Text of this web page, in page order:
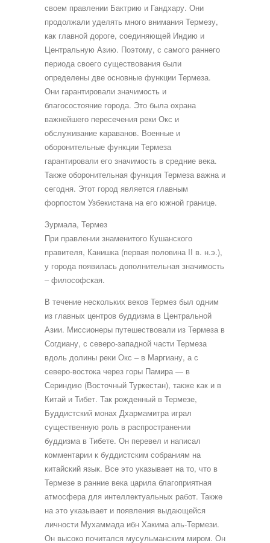
своем правлении Бактрию и Гандхару. Они
продолжали уделять много внимания Термезу,
как главной дороге, соединяющей Индию и
Центральную Азию. Поэтому, с самого раннего
периода своего существования были
определены две основные функции Термеза.
Они гарантировали значимость и
благосостояние города. Это была охрана
важнейшего пересечения реки Окс и
обслуживание караванов. Военные и
оборонительные функции Термеза
гарантировали его значимость в средние века.
Также оборонительная функция Термеза важна и
сегодня. Этот город является главным
форпостом Узбекистана на его южной границе.
Зурмала, Термез
При правлении знаменитого Кушанского
правителя, Канишка (первая половина II в. н.э.),
у города появилась дополнительная значимость
– философская.
В течение нескольких веков Термез был одним
из главных центров буддизма в Центральной
Азии. Миссионеры путешествовали из Термеза в
Согдиану, с северо-западной части Термеза
вдоль долины реки Окс – в Маргиану, а с
северо-востока через горы Памира — в
Сериндию (Восточный Туркестан), также как и в
Китай и Тибет. Так рожденный в Термезе,
Буддистский монах Дхармамитра играл
существенную роль в распространении
буддизма в Тибете. Он перевел и написал
комментарии к буддистским собраниям на
китайский язык. Все это указывает на то, что в
Термезе в ранние века царила благоприятная
атмосфера для интеллектуальных работ. Также
на это указывает и появления выдающейся
личности Мухаммада ибн Хакима аль-Термези.
Он высоко почитался мусульманским миром. Он